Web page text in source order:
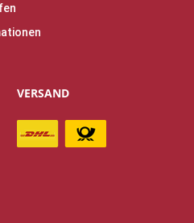
VERSAND